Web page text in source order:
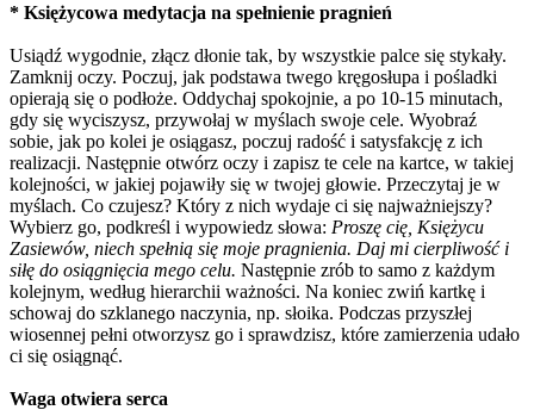
* Księżycowa medytacja na spełnienie pragnień
Usiądź wygodnie, złącz dłonie tak, by wszystkie palce się stykały.
Zamknij oczy. Poczuj, jak podstawa twego kręgosłupa i pośladki
opierają się o podłoże. Oddychaj spokojnie, a po 10-15 minutach,
gdy się wyciszysz, przywołaj w myślach swoje cele. Wyobraź
sobie, jak po kolei je osiągasz, poczuj radość i satysfakcję z ich
realizacji. Następnie otwórz oczy i zapisz te cele na kartce, w takiej
kolejności, w jakiej pojawiły się w twojej głowie. Przeczytaj je w
myślach. Co czujesz? Który z nich wydaje ci się najważniejszy?
Wybierz go, podkreśl i wypowiedz słowa: Proszę cię, Księżycu
Zasiewów, niech spełnią się moje pragnienia. Daj mi cierpliwość i
siłę do osiągnięcia mego celu. Następnie zrób to samo z każdym
kolejnym, według hierarchii ważności. Na koniec zwiń kartkę i
schowaj do szklanego naczynia, np. słoika. Podczas przyszłej
wiosennej pełni otworzysz go i sprawdzisz, które zamierzenia udało
ci się osiągnąć.
Waga otwiera serca